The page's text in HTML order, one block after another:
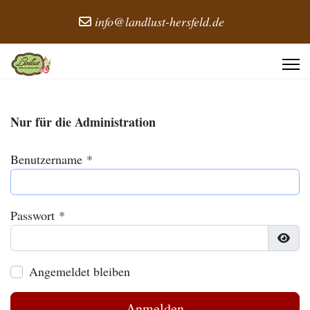
info@landlust-hersfeld.de
Nur für die Administration
Benutzername *
Passwort *
Angemeldet bleiben